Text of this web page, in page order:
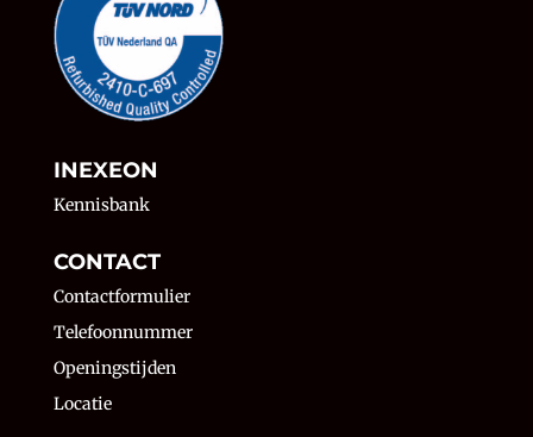
INEXEON
Kennisbank
CONTACT
Contactformulier
Telefoonnummer
Openingstijden
Locatie